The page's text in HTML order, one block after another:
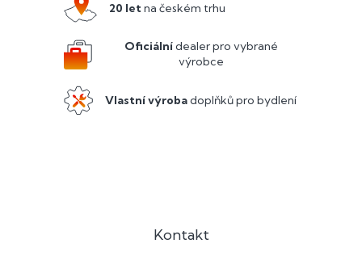
20 letna českém trhu
Oficiálnídealer pro vybrané
výrobce
Vlastní výrobadoplňků pro bydlení
Kontakt